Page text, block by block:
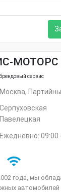
МОТОРС
сервис
Москва,
Серпуховская
Павелецкая
Ежедневно: 09:00
года, мы
автомобилей